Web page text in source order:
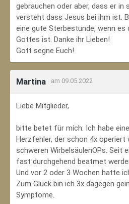
gebrauchen oder aber, dass er in
versteht dass Jesus bei ihm ist.
eine gute Sterbestunde, wenn es
Gottes ist. Danke ihr Lieben!
Gott segne Euch!
Martina am 09.05.2022
Liebe Mitglieder,
bitte betet für mich: Ich habe
Herzfehler, der schon 4x operiert
schweren WirbelsäulenOPs. Seit
fast durchgehend beatmet
Und vor 2 oder 3 Wochen hatte
Zum Glück bin ich 3x dagegen
Symptome.